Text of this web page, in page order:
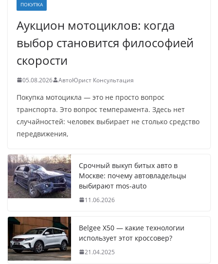
ПОКУПКА
Аукцион мотоциклов: когда
выбор становится философией
скорости
05.08.2026 АвтоЮрист Консультация
Покупка мотоцикла — это не просто вопрос
транспорта. Это вопрос темперамента. Здесь нет
случайностей: человек выбирает не столько средство
передвижения,
Срочный выкуп битых авто в
Москве: почему автовладельцы
выбирают mos-auto
11.06.2026
Belgee X50 — какие технологии
использует этот кроссовер?
21.04.2025